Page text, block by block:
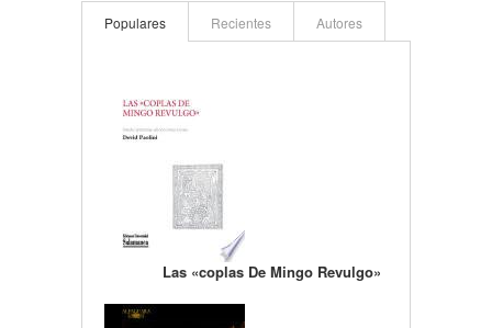
Populares Recientes Autores
Las «coplas De Mingo Revulgo»